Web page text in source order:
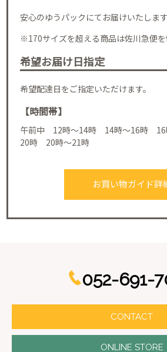
安心のゆうパックにてお届けいたします
※170サイズを超える商品は佐川急便を
希望お届け日指定
希望配達日をご指定いただけます。
【時間帯】
午前中 12時～14時 14時～16時
20時 20時～21時
お買い物ガイド詳
052-691-
CONTACT
ONLINE STORE